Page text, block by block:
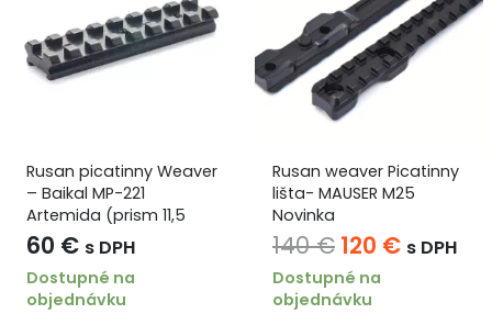
Rusan picatinny Weaver
– Baikal MP-221
Artemida (prism 11,5
mm )
60 € s DPH
Dostupné na
objednávku
Rusan weaver Picatinny
lišta- MAUSER M25
Novinka
140€ Pôvodná
cena
bola:
120 € s DPH
Dostupné na
objednávku